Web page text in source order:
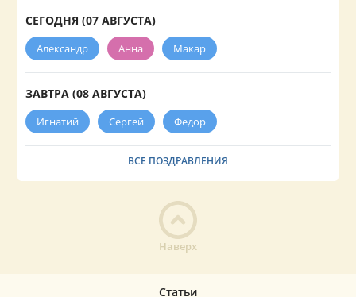
СЕГОДНЯ (07 АВГУСТА)
Александр Анна Макар
ЗАВТРА (08 АВГУСТА)
Игнатий Сергей Федор
ВСЕ ПОЗДРАВЛЕНИЯ
Наверх
Статьи